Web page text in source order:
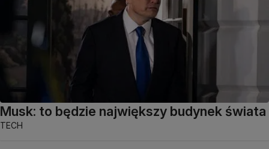
Musk: to będzie największy budynek świata
TECH